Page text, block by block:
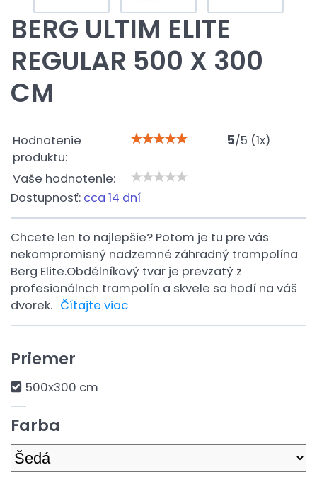
BERG ULTIM ELITE
REGULAR 500 X 300
CM
Hodnotenie
produktu:
5/5 (1x)
Vaše hodnotenie:
Dostupnosť: cca 14 dní
Chcete len to najlepšie? Potom je tu pre vás
nekompromisný nadzemné záhradný trampolína
Berg Elite.Obdélníkový tvar je prevzatý z
profesionálnch trampolín a skvele sa hodí na váš
dvorek. Čítajte viac
Priemer
500x300 cm
Farba